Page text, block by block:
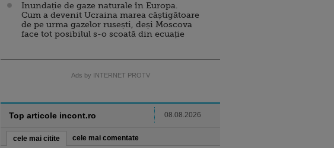
Inundație de gaze naturale în Europa.
Cum a devenit Ucraina marea câștigătoare
de pe urma gazelor rusești, deși Moscova
face tot posibilul s-o scoată din ecuație
Ads by INTERNET PROTV
Top articole incont.ro 08.08.2026
cele mai citite cele mai comentate